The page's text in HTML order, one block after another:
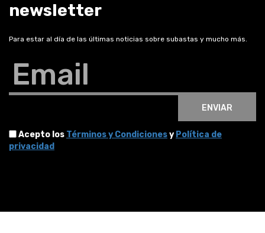
newsletter
Para estar al día de las últimas noticias sobre subastas y mucho más.
Email
ENVIAR
Acepto los Términos y Condicionesy Política de
privacidad